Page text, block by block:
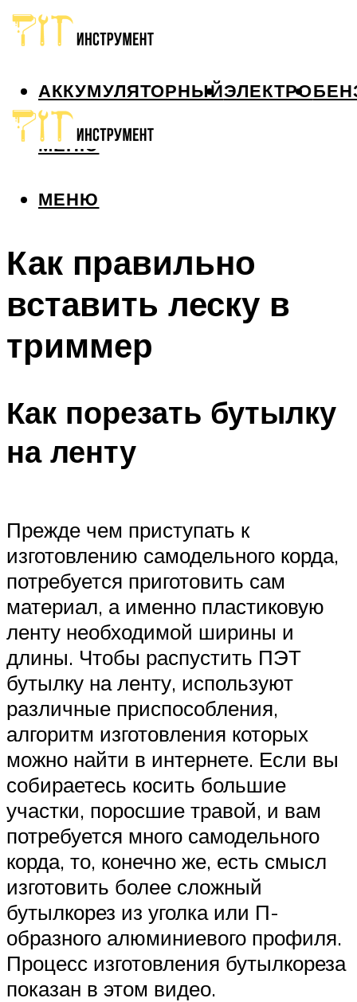
АККУМУЛЯТОРНЫЙЭЛЕКТРО
МЕНЮ
МЕНЮ
Как правильно
вставить леску в
триммер
Как порезать бутылку
на ленту
Прежде чем приступать к
изготовлению самодельного корда,
потребуется приготовить сам
материал, а именно пластиковую
ленту необходимой ширины и
длины. Чтобы распустить ПЭТ
бутылку на ленту, используют
различные приспособления,
алгоритм изготовления которых
можно найти в интернете. Если вы
собираетесь косить большие
участки, поросшие травой, и вам
потребуется много самодельного
корда, то, конечно же, есть смысл
изготовить более сложный
бутылкорез из уголка или П-
образного алюминиевого профиля.
Процесс изготовления бутылкореза
показан в этом видео.